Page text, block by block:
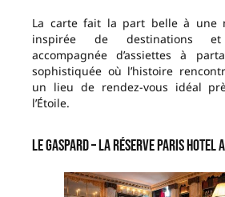
La carte fait la part belle à une
inspirée de destinations
accompagnée d’assiettes à
sophistiquée où l’histoire
un lieu de rendez-vous idéal
l’Étoile.
Le Gaspard – La Réserve Paris Hotel